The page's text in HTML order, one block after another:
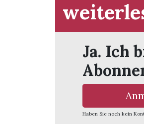
Ja. Ich
Haben Sie noch kein